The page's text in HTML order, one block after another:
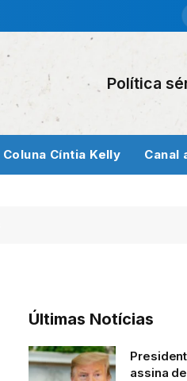
Política
Coluna Cíntia Kelly Canal
Últimas Notícias
assina